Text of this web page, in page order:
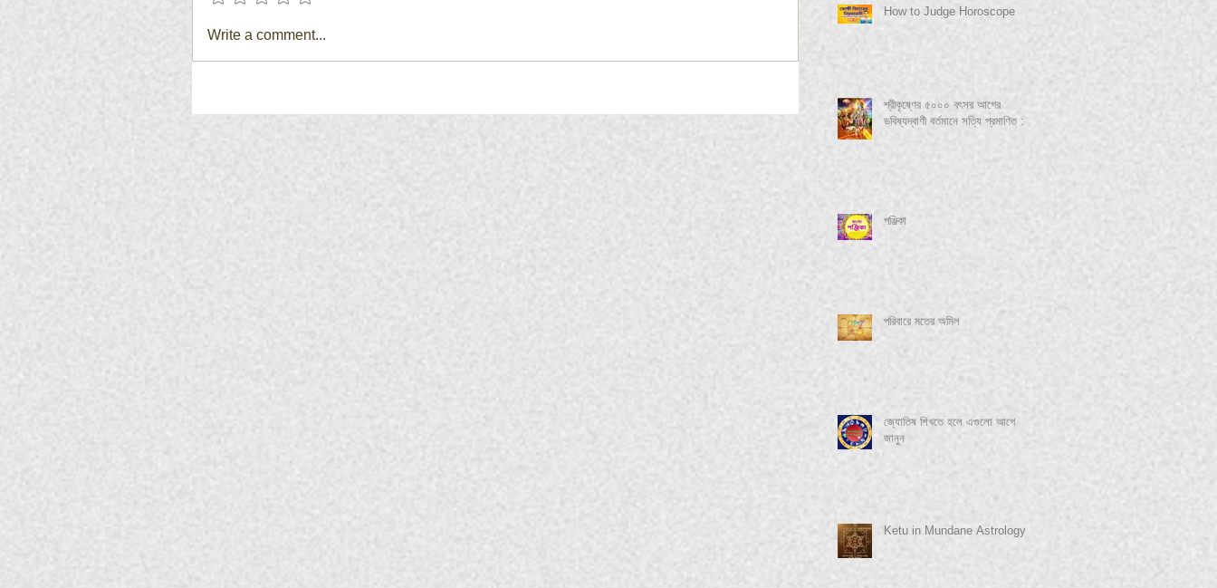
Write a comment...
How to Judge Horoscope
শ্রীকৃষ্ণের ৫০০০ বৎসর আগের
ভবিষ্যদ্বাণী বর্তমানে সত্যি প্রমাণিত :-
পঞ্জিকা
পরিবারে মতের অমিল
জ্যোতিষ শিখতে হলে এগুলো আগে
জানুন
Ketu in Mundane Astrology